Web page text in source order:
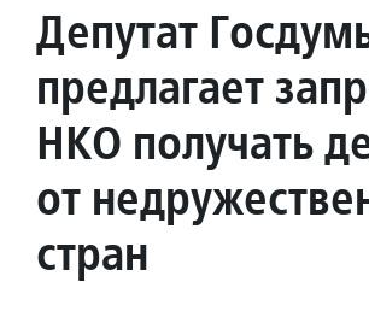
Депутат
предлагает
НКО получать
от
стран